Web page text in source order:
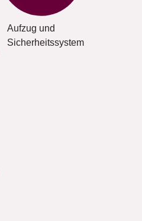
Aufzug und
Sicherheitssystem